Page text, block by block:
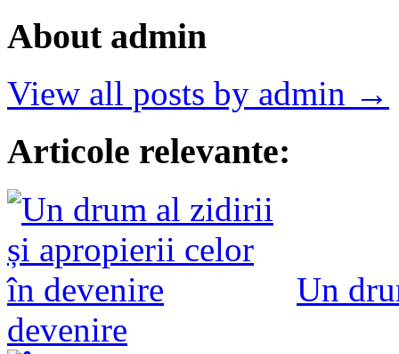
About admin
View all posts by admin →
Articole relevante:
Un
devenire